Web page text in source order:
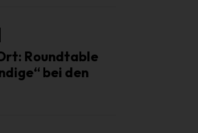
Roundtable
bei den